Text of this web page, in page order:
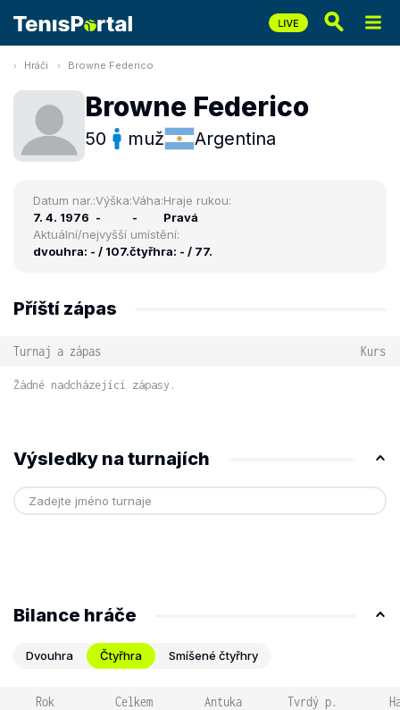
Hráči Browne Federico
Browne Federico
50 muž Argentina
Datum nar.:
7. 4. 1976
Výška:
-
Váha:
-
Hraje rukou:
Pravá
Aktuální/nejvyšší umístění:
dvouhra: - / 107.čtyřhra: - / 77.
Příští zápas
Turnaj a zápas Kurs
Žádné nadcházející zápasy.
Výsledky na turnajích
Bilance hráče
Dvouhra Čtyřhra Smíšené čtyřhry
Rok Celkem Antuka Tvrdý p.